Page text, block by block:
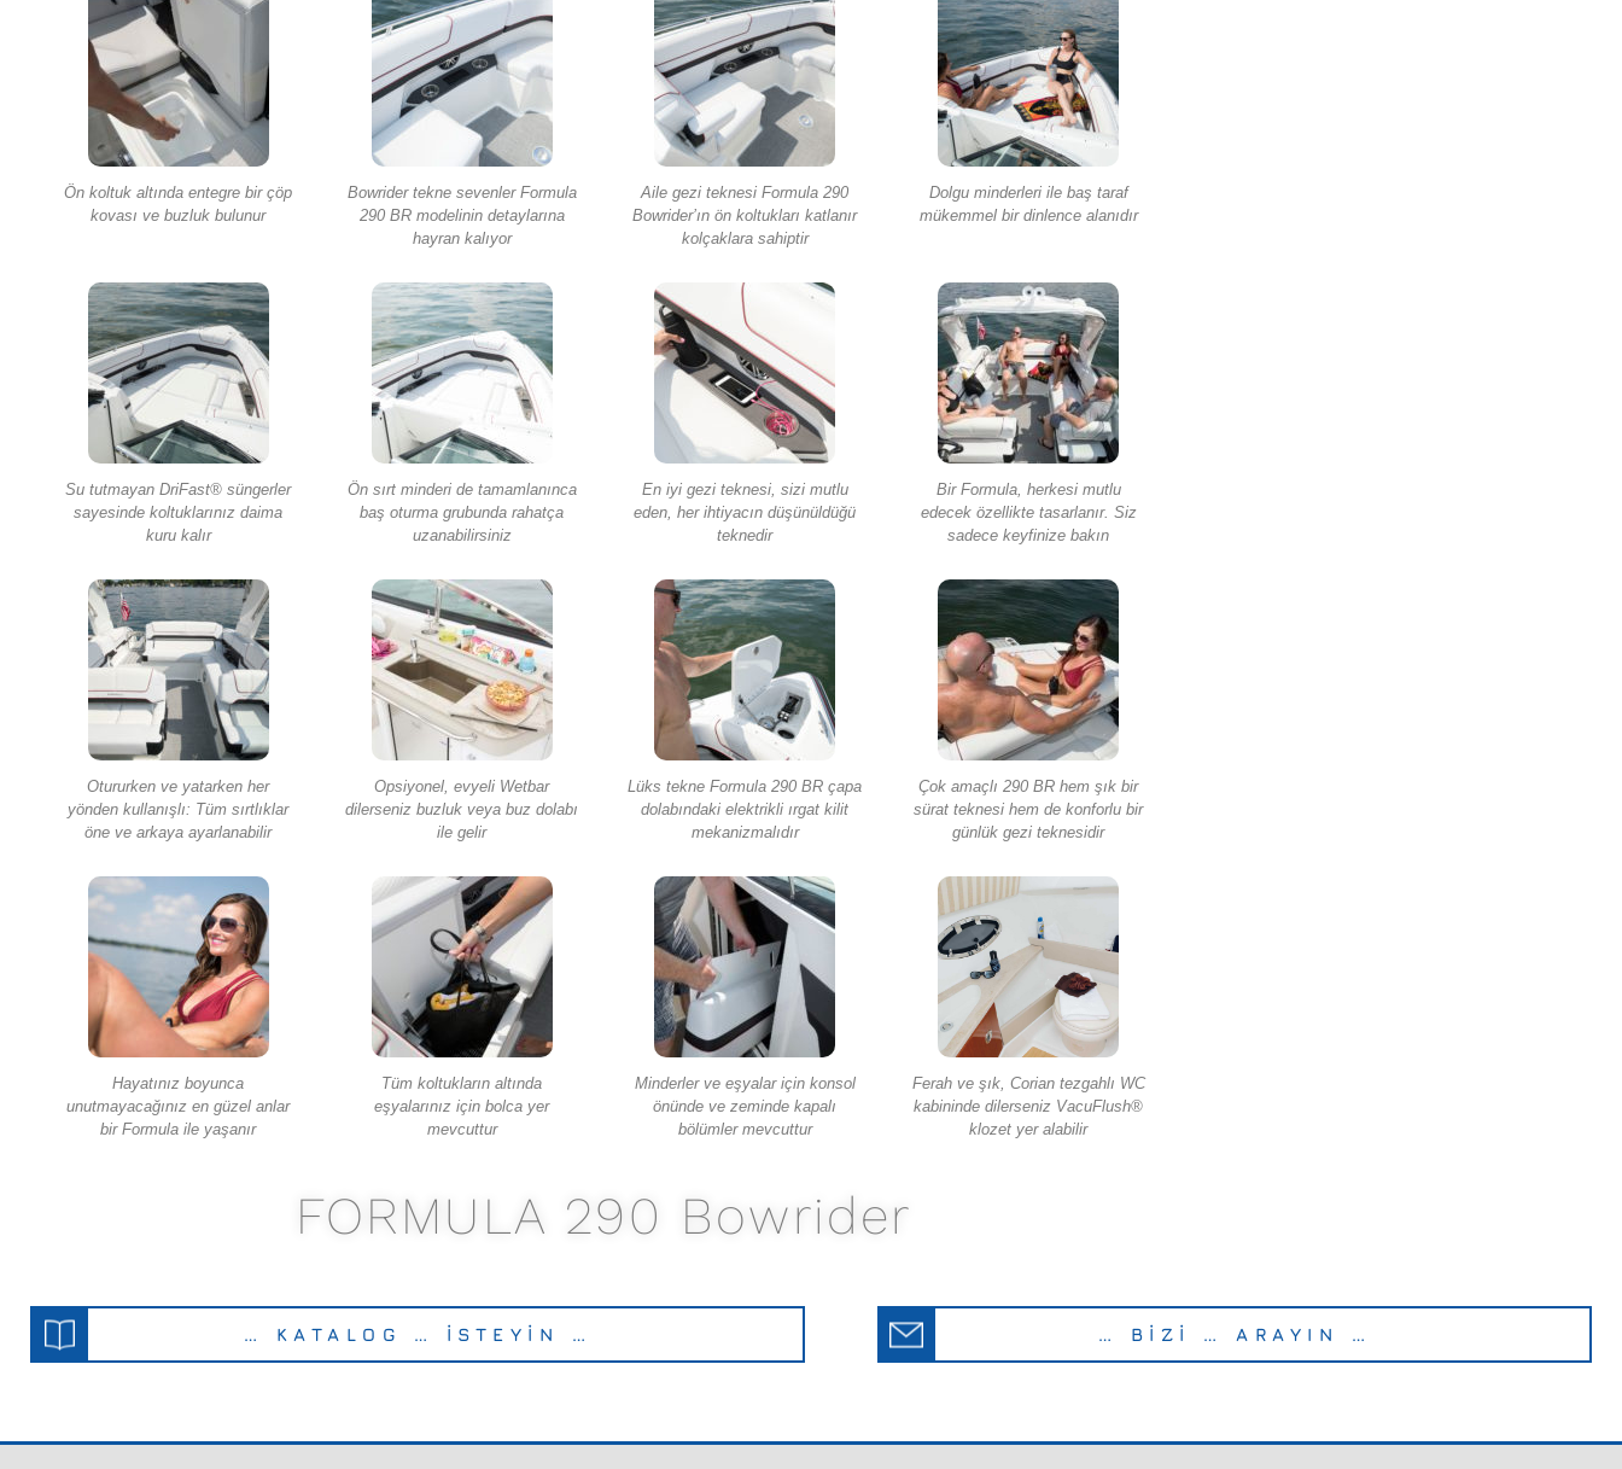
Ön koltuk altında entegre bir çöp
kovası ve buzluk bulunur
Bowrider tekne sevenler Formula
290 BR modelinin detaylarına
hayran kalıyor
Aile gezi teknesi Formula 290
Bowrider’ın ön koltukları katlanır
kolçaklara sahiptir
Dolgu minderleri ile baş taraf
mükemmel bir dinlence alanıdır
Su tutmayan DriFast® süngerler
sayesinde koltuklarınız daima
kuru kalır
Ön sırt minderi de tamamlanınca
baş oturma grubunda rahatça
uzanabilirsiniz
En iyi gezi teknesi, sizi mutlu
eden, her ihtiyacın düşünüldüğü
teknedir
Bir Formula, herkesi mutlu
edecek özellikte tasarlanır. Siz
sadece keyfinize bakın
Otururken ve yatarken her
yönden kullanışlı: Tüm sırtlıklar
öne ve arkaya ayarlanabilir
Opsiyonel, evyeli Wetbar
dilerseniz buzluk veya buz dolabı
ile gelir
Lüks tekne Formula 290 BR çapa
dolabındaki elektrikli ırgat kilit
mekanizmalıdır
Çok amaçlı 290 BR hem şık bir
sürat teknesi hem de konforlu bir
günlük gezi teknesidir
Hayatınız boyunca
unutmayacağınız en güzel anlar
bir Formula ile yaşanır
Tüm koltukların altında
eşyalarınız için bolca yer
mevcuttur
Minderler ve eşyalar için konsol
önünde ve zeminde kapalı
bölümler mevcuttur
Ferah ve şık, Corian tezgahlı WC
kabininde dilerseniz VacuFlush®
klozet yer alabilir
FORMULA 290 Bowrider
… KATALOG … İSTEYİN … … BİZİ … ARAYIN …